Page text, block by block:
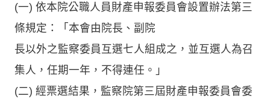
(一) 依本院公職人員財產申報委員會設置辦法第三
條規定：「本會由院長、副院
長以外之監察委員互選七人組成之，並互選人為召
集人，任期一年，不得連任。」
(二) 經票選結果，監察院第三屆財產申報委員會委